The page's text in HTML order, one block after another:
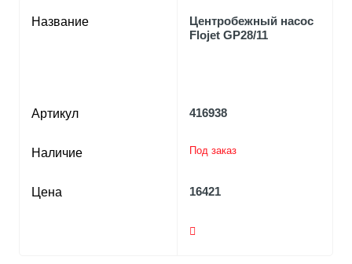
Название
Артикул
Наличие
Цена
Центробежный насос
Flojet GP28/11
416938
Под заказ
16421